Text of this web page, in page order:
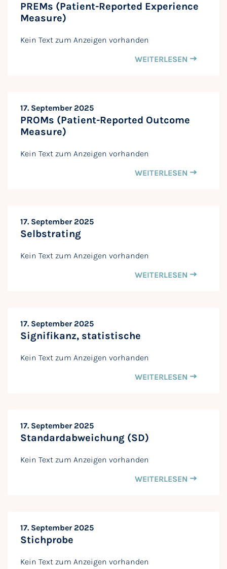
PREMs (Patient-Reported Experience
Measure)
Kein Text zum Anzeigen vorhanden
WEITERLESEN
17. September 2025
PROMs (Patient-Reported Outcome
Measure)
Kein Text zum Anzeigen vorhanden
WEITERLESEN
17. September 2025
Selbstrating
Kein Text zum Anzeigen vorhanden
WEITERLESEN
17. September 2025
Signifikanz, statistische
Kein Text zum Anzeigen vorhanden
WEITERLESEN
17. September 2025
Standardabweichung (SD)
Kein Text zum Anzeigen vorhanden
WEITERLESEN
17. September 2025
Stichprobe
Kein Text zum Anzeigen vorhanden